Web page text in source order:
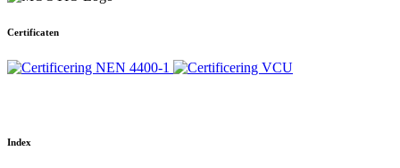
Certificaten
Index